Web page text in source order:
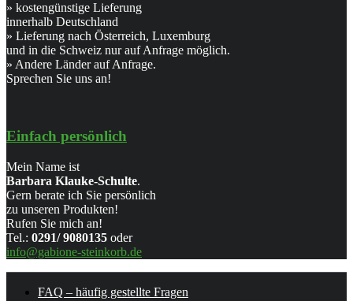
» kostengünstige Lieferung
innerhalb Deutschland
» Lieferung nach Österreich, Luxemburg
und in die Schweiz nur auf Anfrage möglich.
» Andere Länder auf Anfrage.
Sprechen Sie uns an!
Einfach persönlich
Mein Name ist
Barbara Klauke-Schulte.
Gern berate ich Sie persönlich
zu unseren Produkten!
Rufen Sie mich an!
Tel.: 0291/ 9080135 oder
info@gabione-steinkorb.de
FAQ – häufig gestellte Fragen